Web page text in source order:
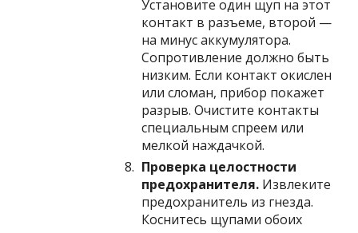
Установите один щуп на этот
контакт в разъеме, второй —
на минус аккумулятора.
Сопротивление должно быть
низким. Если контакт окислен
или сломан, прибор покажет
разрыв. Очистите контакты
специальным спреем или
мелкой наждачкой.
Проверка целостности
предохранителя. Извлеките
предохранитель из гнезда.
Коснитесь щупами обоих